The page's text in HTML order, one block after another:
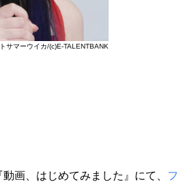
サマーウイカ/(c)E-TALENTBANK
画、はじめてみました』にて、 フ